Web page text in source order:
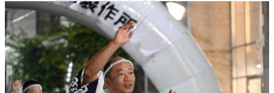
営利利用
可
改変
可